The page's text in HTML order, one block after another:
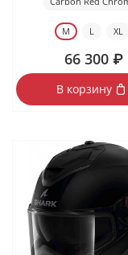
M L XL
66 300 ₽
В корзину